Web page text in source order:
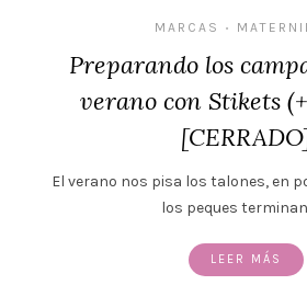
MARCAS •
Preparando los
verano con Stikets
El verano nos pisa los talones, en
los peques
LEER MÁS